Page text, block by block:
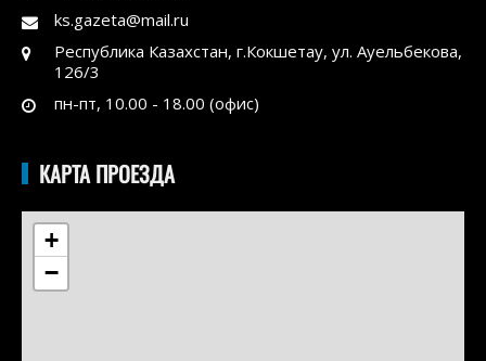
ks.gazeta@mail.ru
Республика Казахстан, г.Кокшетау, ул. Ауельбекова,
126/3
пн-пт, 10.00 - 18.00 (офис)
КАРТА ПРОЕЗДА
+
−